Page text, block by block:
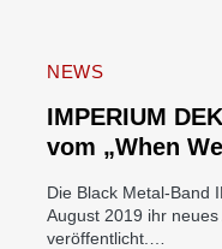
NEWS
IMPERIUM
vom „When
Die Black Metal-Band
August 2019 ihr neues
veröffentlicht.…